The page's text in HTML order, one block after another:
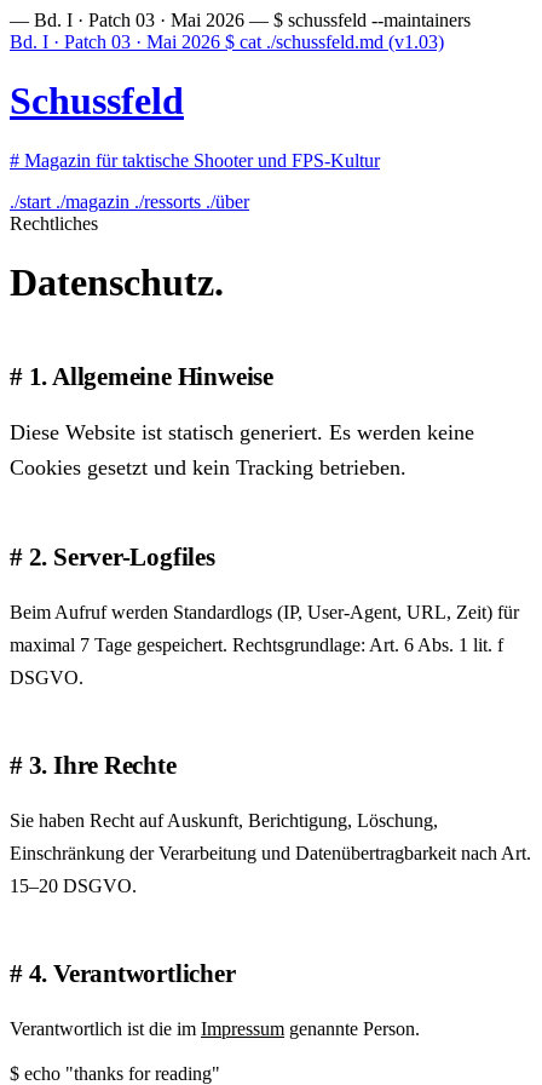
— Bd. I · Patch 03 · Mai 2026 — $ schussfeld --maintainers
Bd. I · Patch 03 · Mai 2026 $ cat ./schussfeld.md (v1.03)
Schussfeld
# Magazin für taktische Shooter und FPS-Kultur
./start ./magazin ./ressorts ./über
Rechtliches
Datenschutz.
1. Allgemeine Hinweise
Diese Website ist statisch generiert. Es werden keine
Cookies gesetzt und kein Tracking betrieben.
2. Server-Logfiles
Beim Aufruf werden Standardlogs (IP, User-Agent, URL, Zeit) für
maximal 7 Tage gespeichert. Rechtsgrundlage: Art. 6 Abs. 1 lit. f
DSGVO.
3. Ihre Rechte
Sie haben Recht auf Auskunft, Berichtigung, Löschung,
Einschränkung der Verarbeitung und Datenübertragbarkeit nach Art.
15–20 DSGVO.
4. Verantwortlicher
Verantwortlich ist die im Impressum genannte Person.
$ echo "thanks for reading"